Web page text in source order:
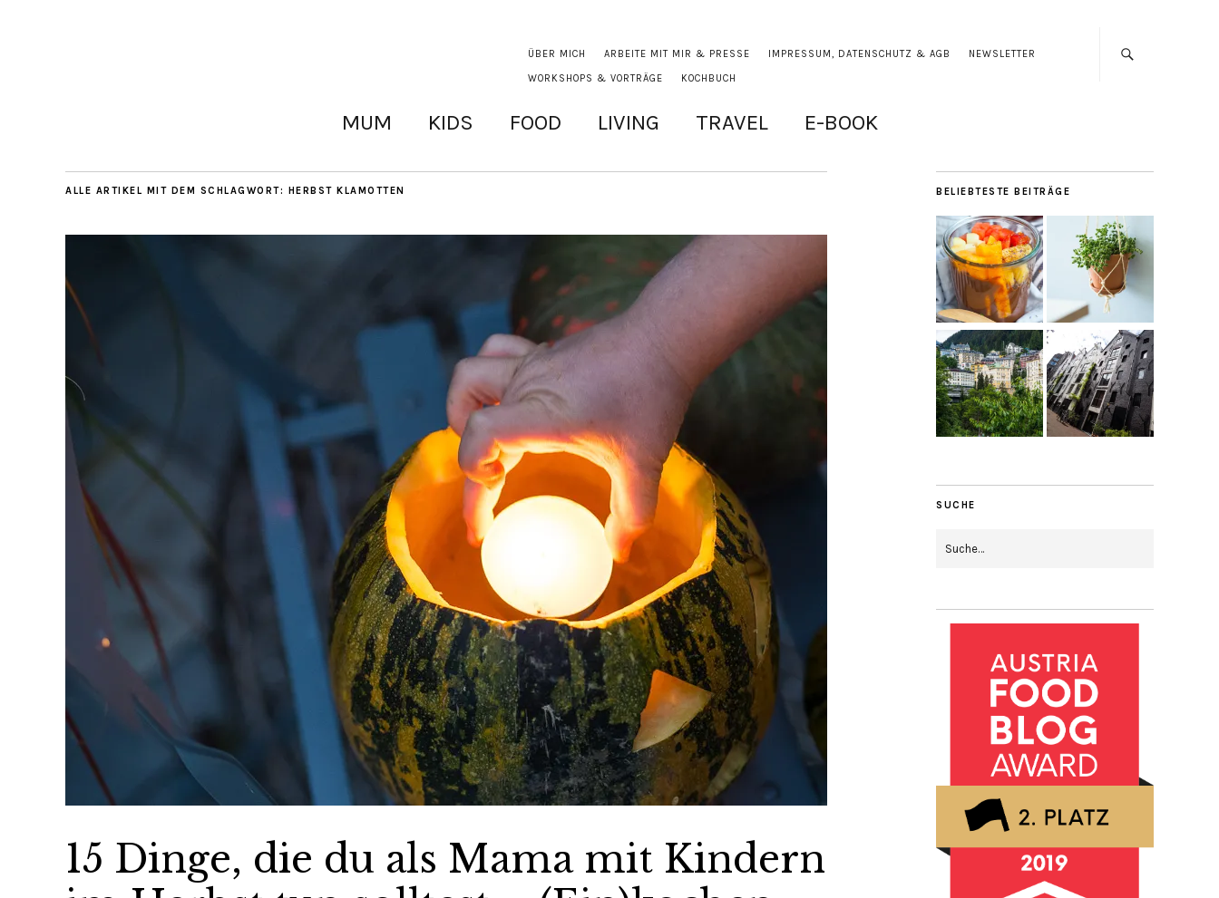
ÜBER MICH ARBEITE MIT MIR & PRESSE IMPRESSUM, DATENSCHUTZ & AGB NEWSLETTER
WORKSHOPS & VORTRÄGE KOCHBUCH
MUM KIDS FOOD LIVING TRAVEL E-BOOK
ALLE ARTIKEL MIT DEM SCHLAGWORT: HERBST KLAMOTTEN
15 Dinge, die du als Mama mit Kindern
BELIEBTESTE BEITRÄGE
SUCHE